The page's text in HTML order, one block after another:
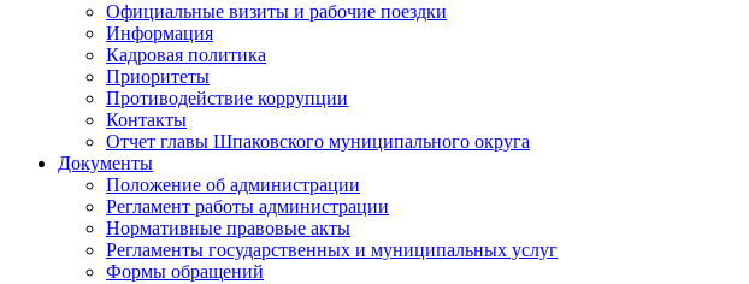
Официальные визиты и рабочие поездки
Информация
Кадровая политика
Приоритеты
Противодействие коррупции
Контакты
Отчет главы Шпаковского муниципального округа
Документы
Положение об администрации
Регламент работы администрации
Нормативные правовые акты
Регламенты государственных и муниципальных услуг
Формы обращений